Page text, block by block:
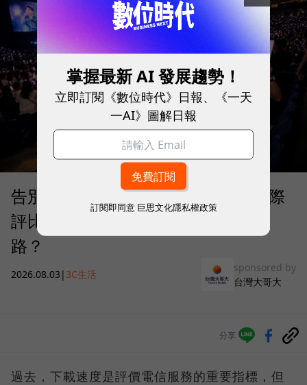
告別「極速迷思」！Opensignal 國際
評比揭密：什麼才是 5G 時代的好網
路？
2026.08.03 | 3C生活
sponsored by
台灣大哥大
分享
過去，下載速度是評價電信服務的重要指標，但
掌握最新 AI 發展趨勢！
立即訂閱《數位時代》日報、《一天
一AI》圖解日報
訂閱即同意 巨思文化隱私權政策